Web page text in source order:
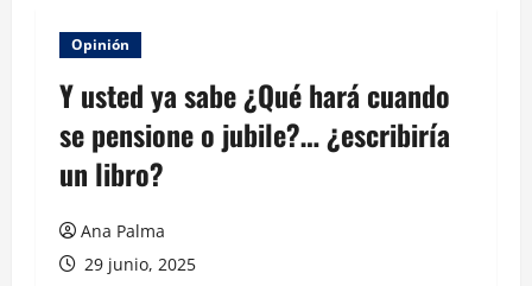
Opinión
Y usted ya sabe ¿Qué hará cuando
se pensione o jubile?… ¿escribiría
un libro?
Ana Palma
29 junio, 2025